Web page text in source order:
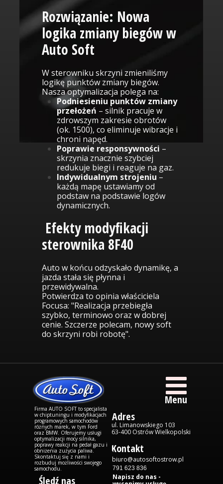
Rozwiązanie: Nowa
logika zmiany biegów w
Auto Soft
W sterowniku skrzyni zmieniliśmy
logikę punktów zmiany biegów.
Nasza optymalizacja polega na:
Podniesieniu punktów zmiany
przełożeń – silnik pracuje w
zdrowszym zakresie obrotów
(ok. 1500), co eliminuje wibracje i
chroni napęd.
Poprawie responsywności –
skrzynia znacznie szybciej
redukuje biegi i reaguje na gaz.
Indywidualnym strojeniu –
każdą mapę ustawiamy od
podstaw na podstawie logów
dynamicznych.
Efekty modyfikacji
sterownika 8F40
Auto w końcu odzyskało dynamikę, a
jazda stała się płynna i
przewidywalna.
Potwierdza to opinia właściciela
Focusa: "Realizacja przebiegła
szybko, terminowo oraz w dobrej
cenie. Szczerze polecam, nowy soft
do skrzyni robi robotę".
Kontakt
Napisz do nas -
Adres
Menu
Śledź nas
Firma AUTO SOFT to specjalista
w chiptuningu i modyfikacjach
programowych samochodów
różnych marek, w tym Ford
oraz BMW. Oferujemy usługi
optymalizacji mocy silnika,
poprawy reakcji na pedał gazu i
obniżenia zużycia paliwa.
Skontaktuj się z nami i
rozbuduj możliwości swojego
samochodu.
biuro@autosoftostrow.pl
791 623 836
ul. Limanowskiego 103
63-400 Ostrów Wielkopolski